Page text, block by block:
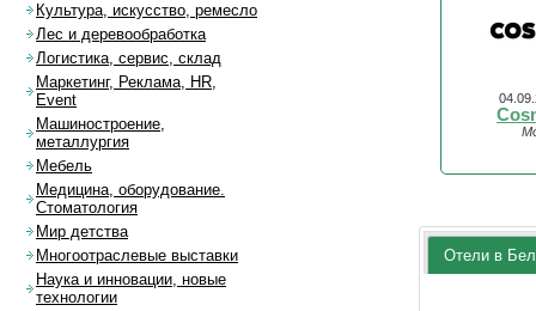
Отели в
Культура, искусство, ремесло
Лес и деревообработка
Логистика, сервис, склад
Маркетинг, Реклама, HR,
Event
Машиностроение,
металлургия
Мебель
Медицина, оборудование.
Стоматология
Мир детства
Многоотраслевые выставки
Наука и инновации, новые
технологии